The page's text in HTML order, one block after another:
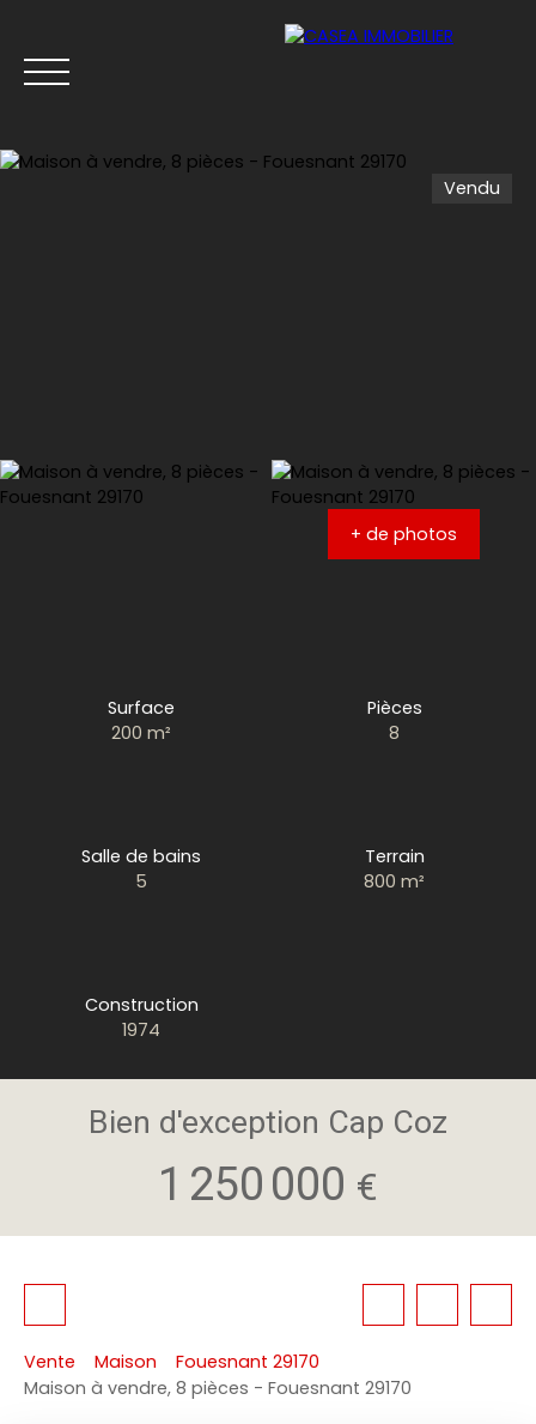
Vendu
+ de photos
Surface
200m²
Pièces
8
Salle de bains
5
Terrain
800m²
Construction
1974
Bien d'exception Cap Coz
1 250 000 €
Vente Maison
Fouesnant 29170
Maison à vendre, 8 pièces - Fouesnant 29170